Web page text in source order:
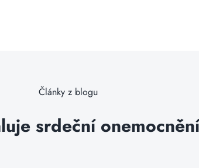
Články z blogu
srdeční onemocnění